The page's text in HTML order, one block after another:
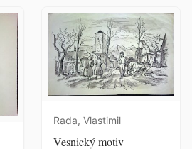
Rada, Vlastimil
Vesnický motiv